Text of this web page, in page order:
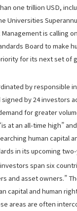
one trillion USD,
Universities
is calling
Board to make
for its next set of
by responsible
signed by 24 investors
for greater
at an all-time high”
human capital
in its upcoming
span six
and asset owners.”
capital and human
areas are often